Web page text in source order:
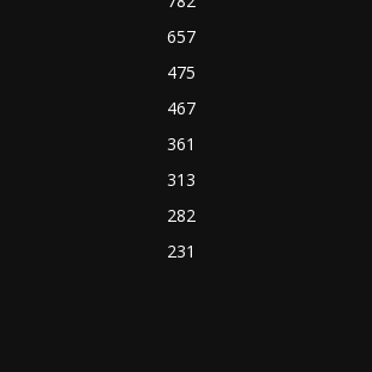
657
475
467
361
313
282
231